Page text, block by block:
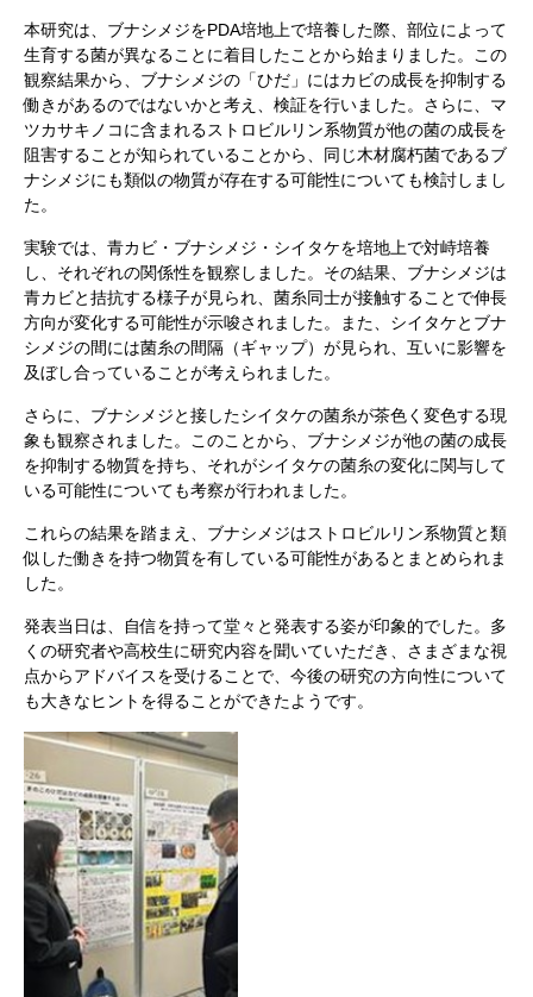
本研究は、ブナシメジをPDA培地上で培養した際、部位によって
生育する菌が異なることに着目したことから始まりました。この
観察結果から、ブナシメジの「ひだ」にはカビの成長を抑制する
働きがあるのではないかと考え、検証を行いました。さらに、マ
ツカサキノコに含まれるストロビルリン系物質が他の菌の成長を
阻害することが知られていることから、同じ木材腐朽菌であるブ
ナシメジにも類似の物質が存在する可能性についても検討しまし
た。
実験では、青カビ・ブナシメジ・シイタケを培地上で対峙培養
し、それぞれの関係性を観察しました。その結果、ブナシメジは
青カビと拮抗する様子が見られ、菌糸同士が接触することで伸長
方向が変化する可能性が示唆されました。また、シイタケとブナ
シメジの間には菌糸の間隔（ギャップ）が見られ、互いに影響を
及ぼし合っていることが考えられました。
さらに、ブナシメジと接したシイタケの菌糸が茶色く変色する現
象も観察されました。このことから、ブナシメジが他の菌の成長
を抑制する物質を持ち、それがシイタケの菌糸の変化に関与して
いる可能性についても考察が行われました。
これらの結果を踏まえ、ブナシメジはストロビルリン系物質と類
似した働きを持つ物質を有している可能性があるとまとめられま
した。
発表当日は、自信を持って堂々と発表する姿が印象的でした。多
くの研究者や高校生に研究内容を聞いていただき、さまざまな視
点からアドバイスを受けることで、今後の研究の方向性について
も大きなヒントを得ることができたようです。